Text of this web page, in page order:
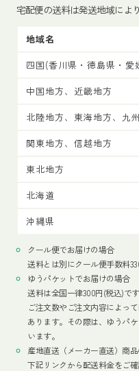
宅配便の送料は発送地域によ
地域名
四国(香川県・徳島県・愛
中国地方、近畿地方
北陸地方、東海地方、九
関東地方、信越地方
東北地方
北海道
沖縄県
クール便でお届けの場合
送料とは別にクール便手数料
ゆうパケットでお届けの場合
送料は全国一律300円(税込)です
ご注文数やご注文内容によっ
あります。その際は、ゆうパ
います。
産地直送（メーカー直送）商
下記リンクから配送料金をご確